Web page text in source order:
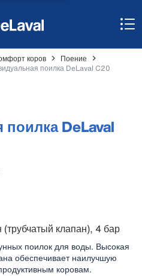
коров
Поение
поилка DeLaval C20
DeLaval
клапан), 4 бар
поилок для воды. Высокая
обеспечивает наилучшую
коровам.